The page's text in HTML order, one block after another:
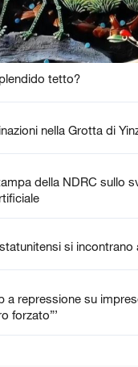
tetto?
nella Grotta di
della NDRC sullo
si incontrano
a repressione su
forzato”’